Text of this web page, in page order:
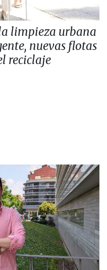
limpieza urbana
nuevas flotas
reciclaje